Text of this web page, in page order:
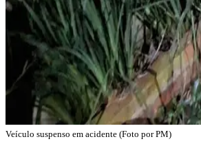
Veículo suspenso em acidente (Foto por PM)